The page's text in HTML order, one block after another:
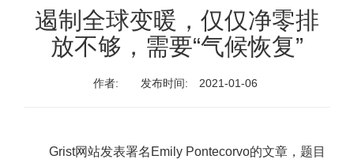
遏制全球变暖，仅仅净零排
放不够，需要“气候恢复”
作者: 发布时间: 2021-01-06
Grist网站发表署名Emily Pontecorvo的文章，题目